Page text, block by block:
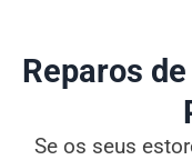
Reparos
Se os seus